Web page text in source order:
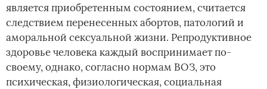
является приобретенным состоянием, считается
следствием перенесенных абортов, патологий и
аморальной сексуальной жизни. Репродуктивное
здоровье человека каждый воспринимает по-
своему, однако, согласно нормам ВОЗ, это
психическая, физиологическая, социальная